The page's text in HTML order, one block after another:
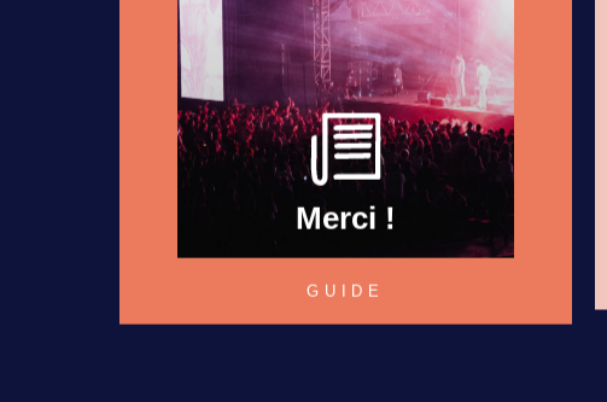
Merci !
GUIDE